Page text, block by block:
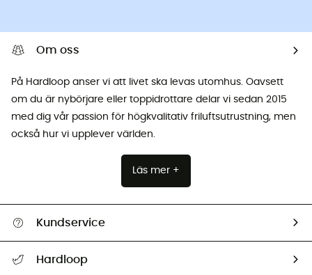
Om oss
På Hardloop anser vi att livet ska levas utomhus. Oavsett
om du är nybörjare eller toppidrottare delar vi sedan 2015
med dig vår passion för högkvalitativ friluftsutrustning, men
också hur vi upplever världen.
Läs mer +
Kundservice
Hardloop